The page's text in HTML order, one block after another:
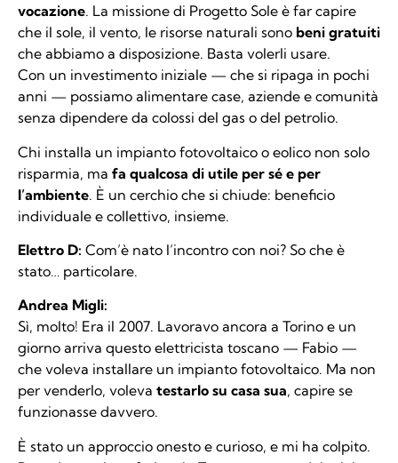
vocazione. La missione di Progetto Sole è far capire
che il sole, il vento, le risorse naturali sono beni gratuiti
che abbiamo a disposizione. Basta volerli usare.
Con un investimento iniziale — che si ripaga in pochi
anni — possiamo alimentare case, aziende e comunità
senza dipendere da colossi del gas o del petrolio.
Chi installa un impianto fotovoltaico o eolico non solo
risparmia, ma fa qualcosa di utile per sé e per
l’ambiente. È un cerchio che si chiude: beneficio
individuale e collettivo, insieme.
Elettro D: Com’è nato l’incontro con noi? So che è
stato… particolare.
Andrea Migli:
Sì, molto! Era il 2007. Lavoravo ancora a Torino e un
giorno arriva questo elettricista toscano — Fabio —
che voleva installare un impianto fotovoltaico. Ma non
per venderlo, voleva testarlo su casa sua, capire se
funzionasse davvero.
È stato un approccio onesto e curioso, e mi ha colpito.